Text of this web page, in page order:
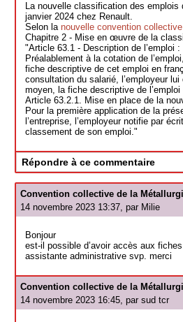
La nouvelle classification des emplois
janvier 2024 chez Renault.
Selon la nouvelle convention
Chapitre 2 - Mise en œuvre de la
"Article 63.1 - Description de l’emploi :
Préalablement à la cotation de
fiche descriptive de cet emploi en
consultation du salarié, l’employeur
moyen, la fiche descriptive de l’emploi
Article 63.2.1. Mise en place de la
Pour la première application de la
l’entreprise, l’employeur notifie par
classement de son emploi."
Répondre à ce commentaire
Convention collective de la
14 novembre 2023 13:37, par Milie
Bonjour
est-il possible d’avoir accès aux
assistante administrative svp. merci
Convention collective de la
14 novembre 2023 16:45, par sud tcr